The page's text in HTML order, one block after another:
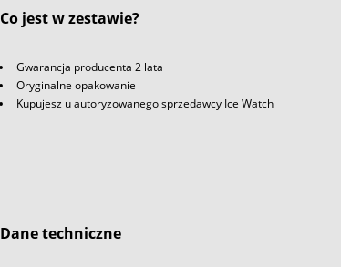
Co jest w zestawie?
Gwarancja producenta 2 lata
Oryginalne opakowanie
Kupujesz u autoryzowanego sprzedawcy Ice Watch
Dane techniczne